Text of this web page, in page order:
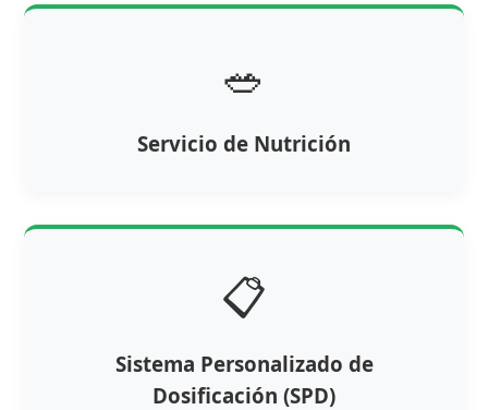
🥗
Servicio de Nutrición
📋
Sistema Personalizado de
Dosificación (SPD)